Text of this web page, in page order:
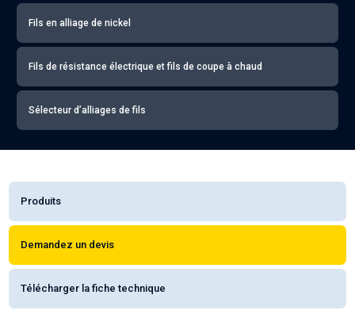
Fils en alliage de nickel
Fils de résistance électrique et fils de coupe à chaud
Sélecteur d’alliages de fils
Produits
Demandez un devis
Télécharger la fiche technique